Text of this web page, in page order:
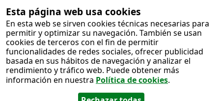
Esta página web usa cookies
En esta web se sirven cookies técnicas necesarias para
permitir y optimizar su navegación. También se usan
cookies de terceros con el fin de permitir
funcionalidades de redes sociales, ofrecer publicidad
basada en sus hábitos de navegación y analizar el
rendimiento y tráfico web. Puede obtener más
información en nuestra Política de cookies.